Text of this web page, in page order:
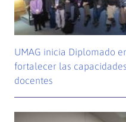
UMAG inicia Diplomado
fortalecer las
docentes